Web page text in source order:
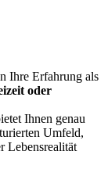
Ihre Erfahrung als
oder
Ihnen genau
Umfeld,
Lebensrealität